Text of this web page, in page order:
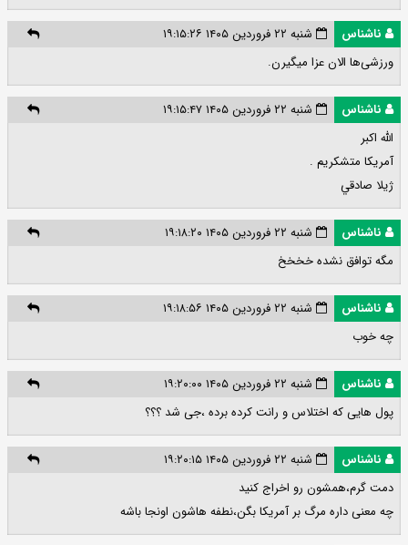
ناشناس
شنبه ۲۲ فروردین ۱۴۰۵ ۱۹:۱۵:۲۶
ورزشی‌ها الان عزا میگیرن.
ناشناس
شنبه ۲۲ فروردین ۱۴۰۵ ۱۹:۱۵:۴۷
الله اكبر
آمريكا متشكريم .
ژيلا صادقي
ناشناس
شنبه ۲۲ فروردین ۱۴۰۵ ۱۹:۱۸:۲۰
مگه توافق نشده خخخخ
ناشناس
شنبه ۲۲ فروردین ۱۴۰۵ ۱۹:۱۸:۵۶
چه خوب
ناشناس
شنبه ۲۲ فروردین ۱۴۰۵ ۱۹:۲۰:۰۰
پول هایی که اختلاس و رانت کرده برده ،جی شد ؟؟؟
ناشناس
شنبه ۲۲ فروردین ۱۴۰۵ ۱۹:۲۰:۱۵
دمت گرم،همشون رو اخراج کنید
چه معنی داره مرگ بر آمریکا بگن،نطفه هاشون اونجا باشه